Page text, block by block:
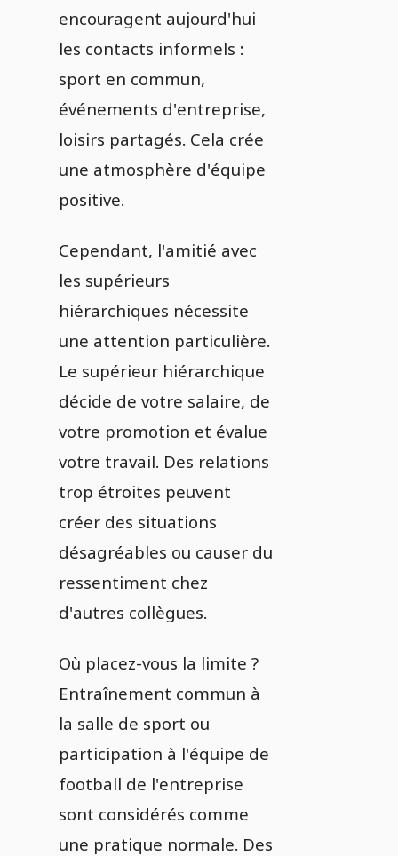
encouragent aujourd'hui
les contacts informels :
sport en commun,
événements d'entreprise,
loisirs partagés. Cela crée
une atmosphère d'équipe
positive.
Cependant, l'amitié avec
les supérieurs
hiérarchiques nécessite
une attention particulière.
Le supérieur hiérarchique
décide de votre salaire, de
votre promotion et évalue
votre travail. Des relations
trop étroites peuvent
créer des situations
désagréables ou causer du
ressentiment chez
d'autres collègues.
Où placez-vous la limite ?
Entraînement commun à
la salle de sport ou
participation à l'équipe de
football de l'entreprise
sont considérés comme
une pratique normale. Des